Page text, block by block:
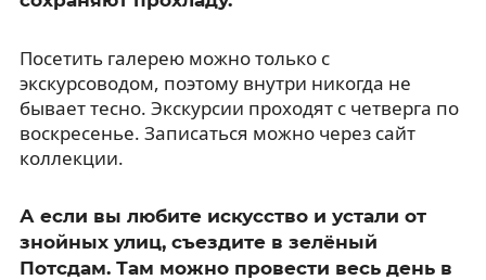
Посетить галерею можно только с
экскурсоводом, поэтому внутри никогда не
бывает тесно. Экскурсии проходят с четверга по
воскресенье. Записаться можно через сайт
коллекции.
А если вы любите искусство и устали от
знойных улиц, съездите в зелёный
Потсдам. Там можно провести весь день в